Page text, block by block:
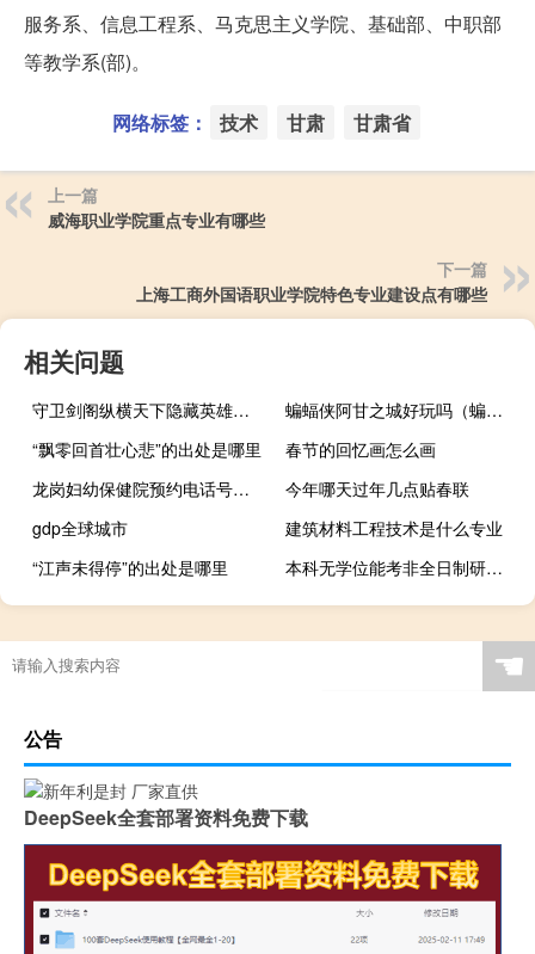
服务系、信息工程系、马克思主义学院、基础部、中职部
等教学系(部)。
网络标签： 技术 甘肃 甘肃省
上一篇
威海职业学院重点专业有哪些
下一篇
上海工商外国语职业学院特色专业建设点有哪些
相关问题
守卫剑阁纵横天下隐藏英雄（守卫剑阁作弊版）
蝙蝠侠阿甘之城好玩吗（蝙蝠侠阿甘疯人院好玩吗）
“飘零回首壮心悲”的出处是哪里
春节的回忆画怎么画
龙岗妇幼保健院预约电话号码（龙岗妇幼保健院预约）
今年哪天过年几点贴春联
gdp全球城市
建筑材料工程技术是什么专业
“江声未得停”的出处是哪里
本科无学位能考非全日制研究生吗
☚
公告
DeepSeek全套部署资料免费下载